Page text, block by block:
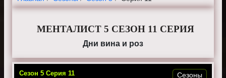
МЕНТАЛИСТ 5 СЕЗОН 11 СЕРИЯ
Дни вина и роз
Сезон 5 Серия 11 Сезоны